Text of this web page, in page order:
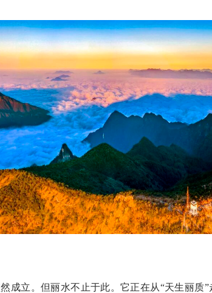
成立。但丽水不止于此。它正在从“天生丽质”